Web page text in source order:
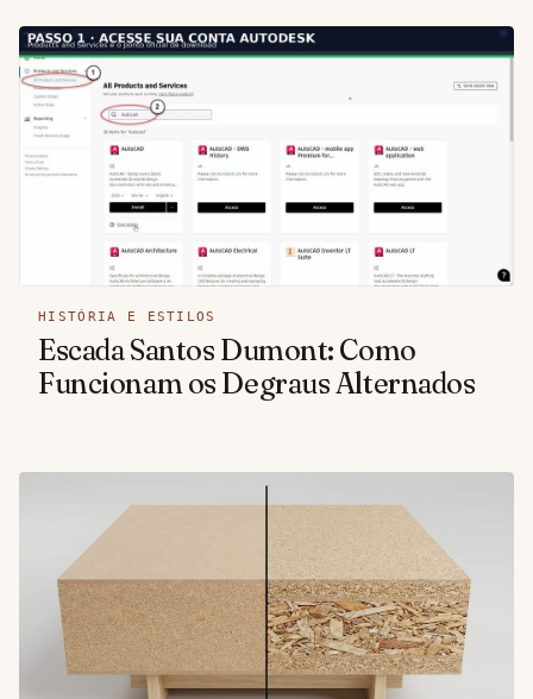
HISTÓRIA E ESTILOS
Escada Santos Dumont: Como
Funcionam os Degraus Alternados